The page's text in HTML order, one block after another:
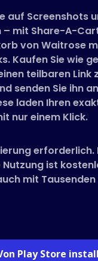
Deutsch (German)
auf Screenshots
– mit Share-A-
von Waitrose
Kaufen Sie wie
teilbaren Link
senden Sie ihn
laden Ihren
nur einem Klick.
erforderlich.
ist
mit
Play Store